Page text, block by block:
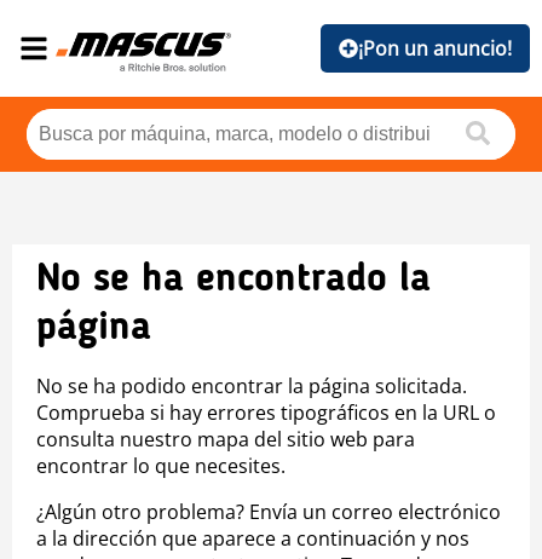
¡Pon un anuncio!
No se ha encontrado la
página
No se ha podido encontrar la página solicitada.
Comprueba si hay errores tipográficos en la URL o
consulta nuestro mapa del sitio web para
encontrar lo que necesites.
¿Algún otro problema? Envía un correo electrónico
a la dirección que aparece a continuación y nos